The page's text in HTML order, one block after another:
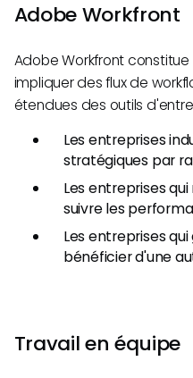
Adobe Workfront
Adobe Workfront
impliquer des flux de
étendues des outils
Les entreprises
stratégiques par
Les entreprises
suivre les
Les entreprises
bénéficier d'une
Travail en équipe